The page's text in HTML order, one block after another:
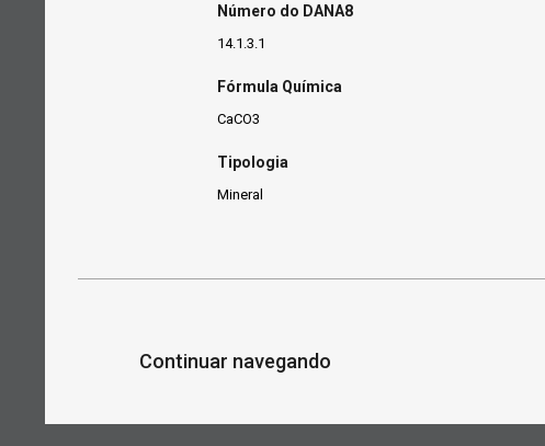
Número do DANA8
14.1.3.1
Fórmula Química
CaCO3
Tipologia
Mineral
Continuar navegando